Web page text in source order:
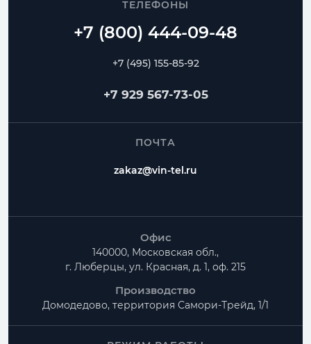
Переходы Угловые отводы
Радиусные отводы Тройники
круглой врезкой?
ТЕЛЕФОНЫ
+7 (495) 155-85-92
+7 929 567-73-05
ПОЧТА
zakaz@vin-tel.ru
Офис
140000, Московская обл.,
г. Люберцы, ул. Красная, д. 1, оф. 215
Производство
Домодедово, территория Самори-Трейд, 1/1